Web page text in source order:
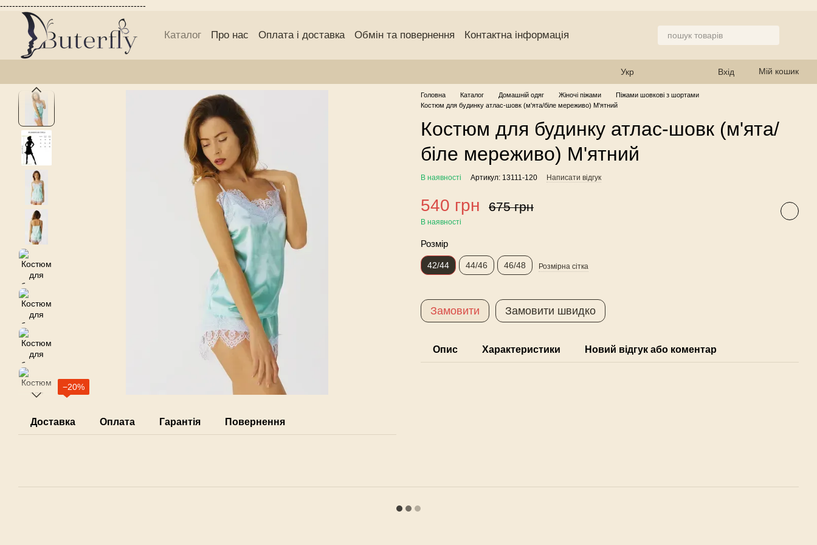
------------------------------------------------
Перейти до основного контенту
Каталог Про нас Оплата і доставка Обмін та повернення
Контактна інформація
Укр Вхід Мій кошик
−20%
Доставка Оплата Гарантія Повернення
Головна Каталог Домашній одяг Жіночі піжами
Піжами шовкові з шортами
Костюм для будинку атлас-шовк (м'ята/біле мереживо) М'ятний
Костюм для будинку атлас-шовк (м'ята/
біле мереживо) М'ятний
В наявності Артикул: 13111-120 Написати відгук
540 грн 675 грн
В наявності
Розмір
42/44 44/46 46/48 Розмірна сітка
Замовити Замовити швидко
Опис Характеристики Новий відгук або коментар